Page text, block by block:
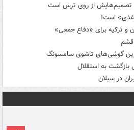
تصمیم‌هایش از روی ترس است
است!
و ترکیه برای «دفاع جمعی»
قشم
گوشی‌های تاشوی سامسونگ
بازگشت به استقلال
در سبلان